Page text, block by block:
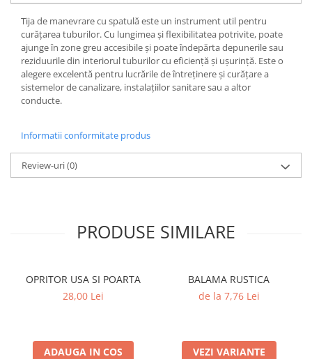
SOBE ȘI ȘEMINEE
STICLĂ TERMOREZISTENTĂ
TIMP LIBER IN NATURA
TRUSE SI ACCESORII PROFESIONALE
DE CURATARE HORN
UZ GOSPODĂRESC
Tija de manevrare cu spatulă este un instrument util pentru
curățarea tuburilor. Cu lungimea și flexibilitatea potrivite, poate
ajunge în zone greu accesibile și poate îndepărta depunerile sau
reziduurile din interiorul tuburilor cu eficiență și ușurință. Este o
alegere excelentă pentru lucrările de întreținere și curățare a
sistemelor de canalizare, instalațiilor sanitare sau a altor
conducte.
Informatii conformitate produs
Review-uri(0)
PRODUSE SIMILARE
OPRITOR USA SI POARTA
28,00 Lei
ADAUGA IN COS
BALAMA RUSTICA
de la 7,76 Lei
VEZI VARIANTE